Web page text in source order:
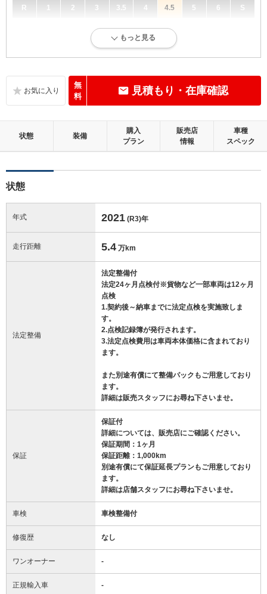
R 1 2 3 3.5 4 4.5 5 6 S
内外装に目立たない軽微なキズ、ヘコミが少し認められますが、良好な
目立たない軽微なダメージはありますが、良好な状態です。
外装：
キズ、ヘコミなどが少なく、あっても目立たない、良好な状態です。
もっと見る
無
料
見積もり・在庫確認
状態 装備
購入
プラン
販売店
情報
車種
スペック
状態
年式 2021 (R3)年
走行距離 5.4 万km
法定整備
法定整備付
法定24ヶ月点検付※貨物など一部車両は12ヶ月
点検
1.契約後～納車までに法定点検を実施致しま
す。
2.点検記録簿が発行されます。
3.法定点検費用は車両本体価格に含まれており
ます。
また別途有償にて整備パックもご用意しており
ます。
詳細は販売スタッフにお尋ね下さいませ。
保証
保証付
詳細については、販売店にご確認ください。
保証期間：1ヶ月
保証距離：1,000km
別途有償にて保証延長プランもご用意しており
ます。
詳細は店舗スタッフにお尋ね下さいませ。
車検 車検整備付
修復歴 なし
ワンオーナー -
正規輸入車 -